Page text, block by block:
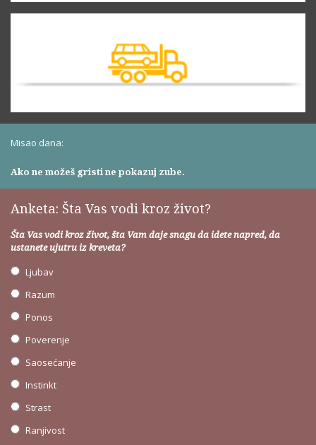
Misao dana:
Ako ne možeš gristi ne pokazuj zube.
Anketa: Šta Vas vodi kroz život?
Šta Vas vodi kroz život, šta Vam daje snagu da idete napred, da
ustanete ujutru iz kreveta?
Ljubav
Razum
Ponos
Poverenje
Saosećanje
Instinkt
Strast
Ranjivost